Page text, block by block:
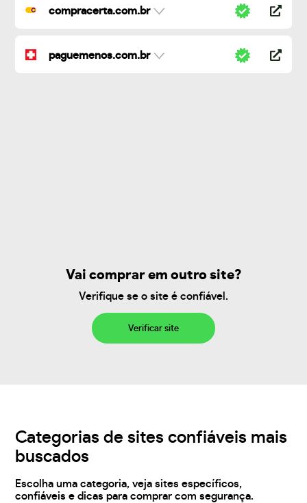
compracerta.com.br
paguemenos.com.br
Vai comprar em outro site?
Verifique se o site é confiável.
Verificar site
Categorias de sites confiáveis mais
buscados
Escolha uma categoria, veja sites específicos,
confiáveis e dicas para comprar com segurança.